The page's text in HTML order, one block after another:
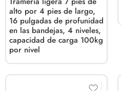
alto por 4 pies de largo,
16 pulgadas de profunidad
en las bandejas, 4 niveles,
capacidad de carga 100kg
por nivel